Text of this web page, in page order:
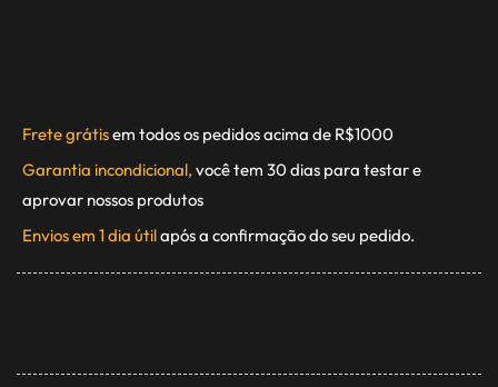
Frete grátisem todos os pedidos acima de R$1000
Garantia incondicional, você tem 30 dias para testar e
aprovar nossos produtos
Envios em 1 dia útilapós a confirmação do seu pedido.